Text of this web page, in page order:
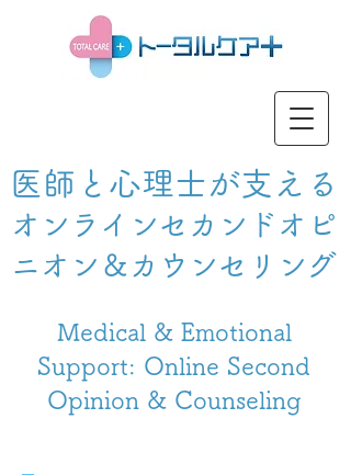
医師と心理士が支える
オンラインセカンドオピ
ニオン＆カウンセリング
Medical & Emotional
Support: Online Second
Opinion & Counseling